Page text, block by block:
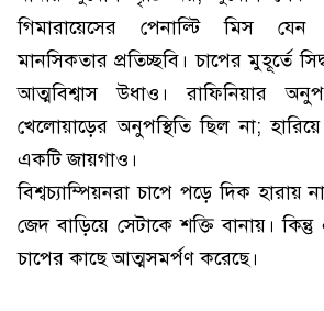
গিমারায়েসের পেনাল্টি মিস যেন
মানসিকতার প্রতিচ্ছবি। চাপের মুহূর্তে
আত্মবিশ্বাস উধাও। রাফিনিয়ার
খেলোয়াড়ের অনুপস্থিতি ছিল না;
একটি জায়গাও।
বিশ্বচ্যাম্পিয়নরা চাপে পড়ে দিক
জেদ বাড়িয়ে সেটাকে শক্তি বানায়।
চাপের কাছে আত্মসমর্পণ করেছে।